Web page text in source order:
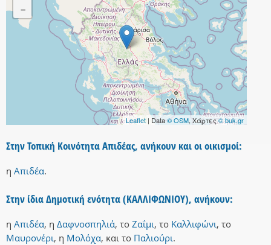
-
Leaflet | Data© OSM, Χάρτες© buk.gr
Στην Τοπική Κοινότητα Απιδέας, ανήκουν και οι οικισμοί:
η Απιδέα.
Στην ίδια Δημοτική ενότητα (ΚΑΛΛΙΦΩΝΙΟΥ), ανήκουν:
η Απιδέα, η Δαφνοσπηλιά, το Ζαΐμι, το Καλλιφώνι, το
Μαυρονέρι, η Μολόχα, και το Παλιούρι.